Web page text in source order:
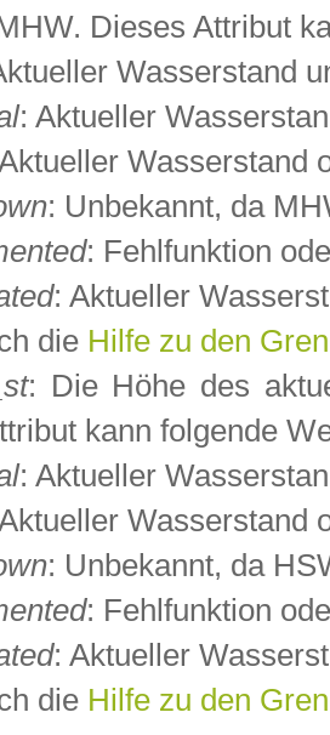
Dieses Attribut
Wasserstand
: Aktueller
Wasserstand
: Unbekannt, da
: Fehlfunktion
: Aktueller
die Hilfe zu den
: Die Höhe des
kann folgende
: Aktueller
Wasserstand
: Unbekannt, da
: Fehlfunktion
: Aktueller
die Hilfe zu den